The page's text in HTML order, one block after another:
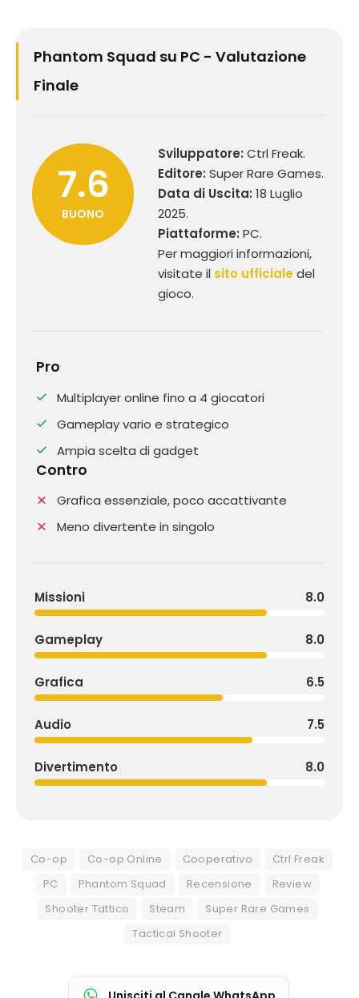
Phantom Squad su PC - Valutazione
Finale
7.6
BUONO
Sviluppatore: Ctrl Freak.
Editore: Super Rare Games.
Data di Uscita: 18 Luglio
2025.
Piattaforme: PC.
Per maggiori informazioni,
visitate il sito ufficialedel
gioco.
Pro
Multiplayer online fino a 4 giocatori
Gameplay vario e strategico
Ampia scelta di gadget
Contro
Grafica essenziale, poco accattivante
Meno divertente in singolo
Missioni 8.0
Gameplay 8.0
Grafica 6.5
Audio 7.5
Divertimento 8.0
Co-op Co-op Online Cooperativo
Ctrl Freak
PC
Phantom Squad Recensione
Review
Shooter Tattico
Steam
Super Rare Games
Tactical Shooter